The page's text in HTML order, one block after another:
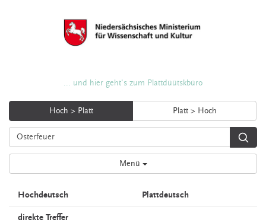
... und hier geht's zum Plattdüütskbüro
Hoch > Platt Platt > Hoch
Menü
Hochdeutsch Plattdeutsch
direkte Treffer